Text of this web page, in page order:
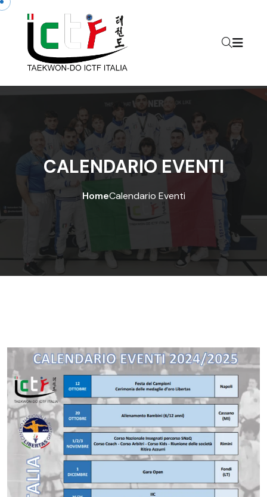
Skip to content
CALENDARIO EVENTI
HomeCalendario Eventi